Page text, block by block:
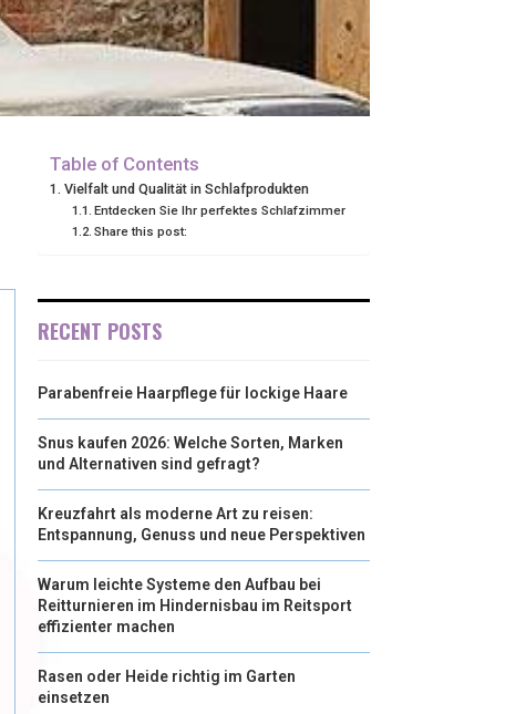
Table of Contents
Vielfalt und Qualität in Schlafprodukten
Entdecken Sie Ihr perfektes Schlafzimmer
Share this post:
RECENT POSTS
Parabenfreie Haarpflege für lockige Haare
Snus kaufen 2026: Welche Sorten, Marken
und Alternativen sind gefragt?
Kreuzfahrt als moderne Art zu reisen:
Entspannung, Genuss und neue Perspektiven
Warum leichte Systeme den Aufbau bei
Reitturnieren im Hindernisbau im Reitsport
effizienter machen
Rasen oder Heide richtig im Garten
einsetzen